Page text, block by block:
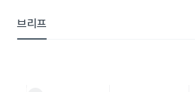
브리프